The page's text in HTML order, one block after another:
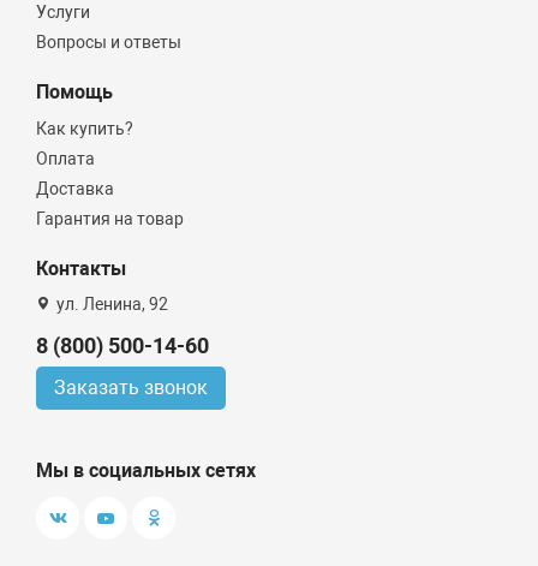
Услуги
Вопросы и ответы
Помощь
Как купить?
Оплата
Доставка
Гарантия на товар
Контакты
ул. Ленина, 92
8 (800) 500-14-60
Заказать звонок
Мы в социальных сетях